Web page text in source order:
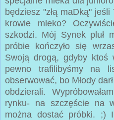
będziesz "złą maDką"
krowie mleko?
szkodzi. Mój Synek pluł
próbie kończyło się
Swoją drogą, gdyby ktoś
pewno trafilibyśmy na
obserwować, bo Młody
obdzierali.
rynku- na szczęście na
można dostać próbki. ;)